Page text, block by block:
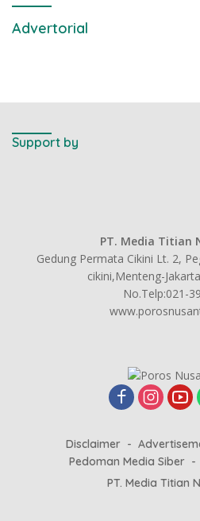
Advertorial
Support by
PT. Media Titian
Gedung Permata Cikini Lt. 2,
cikini,Menteng-
No.Telp:021-
Disclaimer
Pedoman Media Siber
PT. Media Titian